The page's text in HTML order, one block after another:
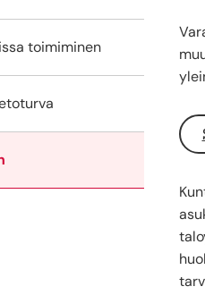
toimiminen